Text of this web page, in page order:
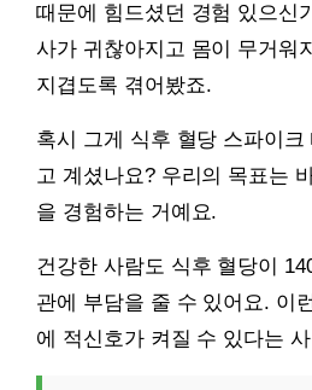
때문에 힘드셨던 경험 있으신
사가 귀찮아지고 몸이 무거워
지겹도록 겪어봤죠.
혹시 그게 식후 혈당 스파이
고 계셨나요? 우리의 목표는
을 경험하는 거예요.
건강한 사람도 식후 혈당이
관에 부담을 줄 수 있어요. 이
에 적신호가 켜질 수 있다는